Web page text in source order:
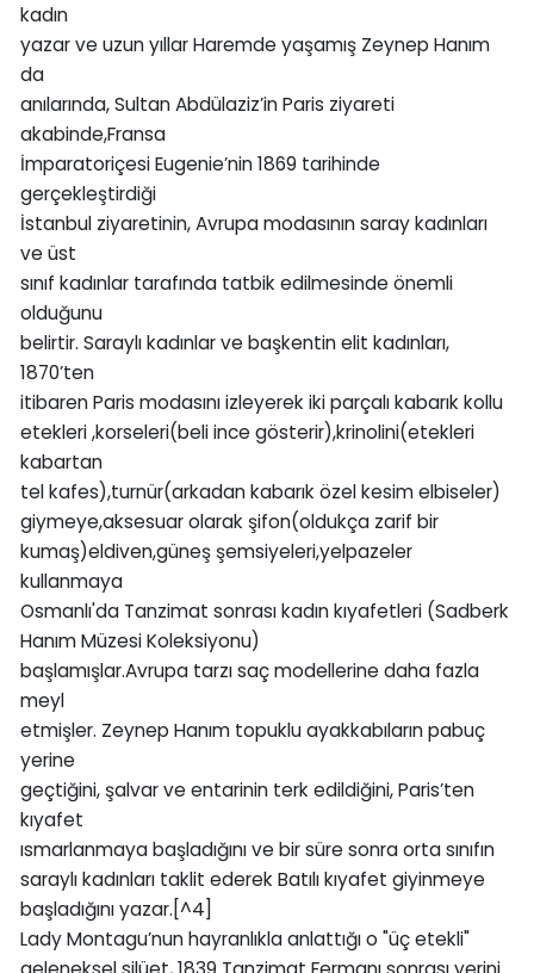
kadın
yazar ve uzun yıllar Haremde yaşamış Zeynep Hanım
da
anılarında, Sultan Abdülaziz’in Paris ziyareti
akabinde,Fransa
İmparatoriçesi Eugenie’nin 1869 tarihinde
gerçekleştirdiği
İstanbul ziyaretinin, Avrupa modasının saray kadınları
ve üst
sınıf kadınlar tarafında tatbik edilmesinde önemli
olduğunu
belirtir. Saraylı kadınlar ve başkentin elit kadınları,
1870’ten
itibaren Paris modasını izleyerek iki parçalı kabarık kollu
etekleri ,korseleri(beli ince gösterir),krinolini(etekleri
kabartan
tel kafes),turnür(arkadan kabarık özel kesim elbiseler)
giymeye,aksesuar olarak şifon(oldukça zarif bir
kumaş)eldiven,güneş şemsiyeleri,yelpazeler
kullanmaya
Osmanlı'da Tanzimat sonrası kadın kıyafetleri (Sadberk
Hanım Müzesi Koleksiyonu)
başlamışlar.Avrupa tarzı saç modellerine daha fazla
meyl
etmişler. Zeynep Hanım topuklu ayakkabıların pabuç
yerine
geçtiğini, şalvar ve entarinin terk edildiğini, Paris’ten
kıyafet
ısmarlanmaya başladığını ve bir süre sonra orta sınıfın
saraylı kadınları taklit ederek Batılı kıyafet giyinmeye
başladığını yazar.[^4]
Lady Montagu’nun hayranlıkla anlattığı o "üç etekli"